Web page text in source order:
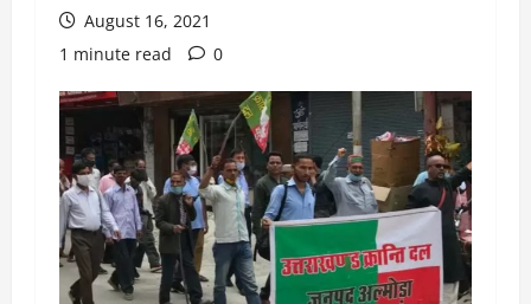
August 16, 2021
1 minute read
0